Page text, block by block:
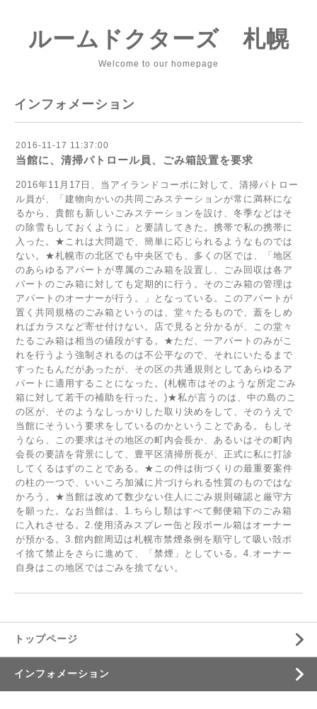
ルームドクターズ 札幌
Welcome to our homepage
インフォメーション
2016-11-17 11:37:00
当館に、清掃パトロール員、ごみ箱設置を要求
2016年11月17日、当アイランドコーポに対して、清掃パトロー
ル員が、「建物向かいの共同ごみステーションが常に満杯にな
るから、貴館も新しいごみステーションを設け、冬季などはそ
の除雪もしておくように」と要請してきた。携帯で私の携帯に
入った。★これは大問題で、簡単に応じられるようなものでは
ない。★札幌市の北区でも中央区でも、多くの区では、「地区
のあらゆるアパートが専属のごみ箱を設置し、ごみ回収は各ア
パートのごみ箱に対しても定期的に行う。そのごみ箱の管理は
アパートのオーナーが行う。」となっている。このアパートが
置く共同規格のごみ箱というのは、堂々たるもので、蓋をしめ
ればカラスなど寄せ付けない。店で見ると分かるが、この堂々
たるごみ箱は相当の値段がする。★ただ、一アパートのみがこ
れを行うよう強制されるのは不公平なので、それにいたるまで
すったもんだがあったが、その区の共通規則としてあらゆるア
パートに適用することになった。(札幌市はそのような所定ごみ
箱に対して若干の補助を行った。)★私が言うのは、中の島のこ
の区が、そのようなしっかりした取り決めをして、そのうえで
当館にそういう要求をしているのかということである。もしそ
うなら、この要求はその地区の町内会長か、あるいはその町内
会長の要請を背景にして、豊平区清掃所長が、正式に私に打診
してくるはずのことである。★この件は街づくりの最重要案件
の柱の一つで、いいころ加減に片づけられる性質のものではな
かろう。★当館は改めて数少ない住人にごみ規則確認と厳守方
を願った。なお当館は、1.ちらし類はすべて郵便箱下のごみ箱
に入れさせる。2.使用済みスプレー缶と段ボール箱はオーナー
が預かる。3.館内館周辺は札幌市禁煙条例を順守して吸い殻ポ
イ捨て禁止をさらに進めて、「禁煙」としている。4.オーナー
自身はこの地区ではごみを捨てない。
トップページ
インフォメーション